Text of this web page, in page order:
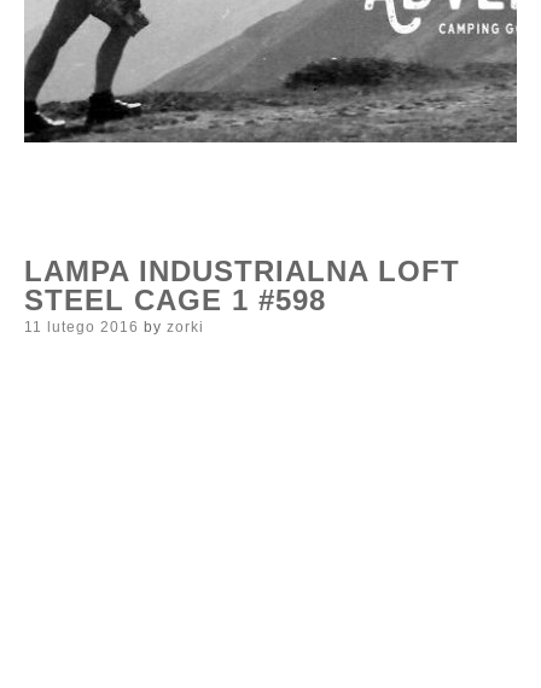
LAMPA INDUSTRIALNA LOFT
STEEL CAGE 1 #598
Posted
11 lutego 2016 by zorki